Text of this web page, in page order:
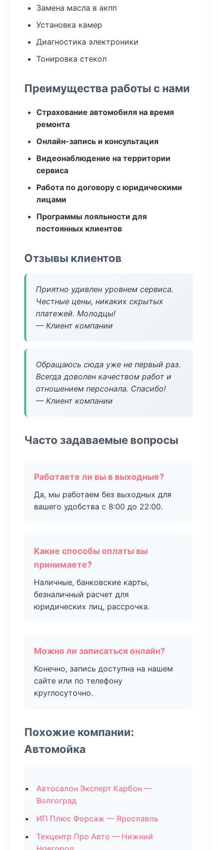
Замена масла в акпп
Установка камер
Диагностика электроники
Тонировка стекол
Преимущества работы с нами
Страхование автомобиля на время
ремонта
Онлайн-запись и консультация
Видеонаблюдение на территории
сервиса
Работа по договору с юридическими
лицами
Программы лояльности для
постоянных клиентов
Отзывы клиентов
Приятно удивлен уровнем сервиса.
Честные цены, никаких скрытых
платежей. Молодцы!
— Клиент компании
Обращаюсь сюда уже не первый раз.
Всегда доволен качеством работ и
отношением персонала. Спасибо!
— Клиент компании
Часто задаваемые вопросы
Работаете ли вы в выходные?
Да, мы работаем без выходных для
вашего удобства с 8:00 до 22:00.
Какие способы оплаты вы
принимаете?
Наличные, банковские карты,
безналичный расчет для
юридических лиц, рассрочка.
Можно ли записаться онлайн?
Конечно, запись доступна на нашем
сайте или по телефону
круглосуточно.
Похожие компании:
Автомойка
Автосалон Эксперт Карбон —
Волгоград
ИП Плюс Форсаж — Ярославль
Техцентр Про Авто — Нижний